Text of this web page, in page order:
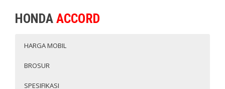
HONDA ACCORD
HARGA MOBIL
BROSUR
SPESIFIKASI